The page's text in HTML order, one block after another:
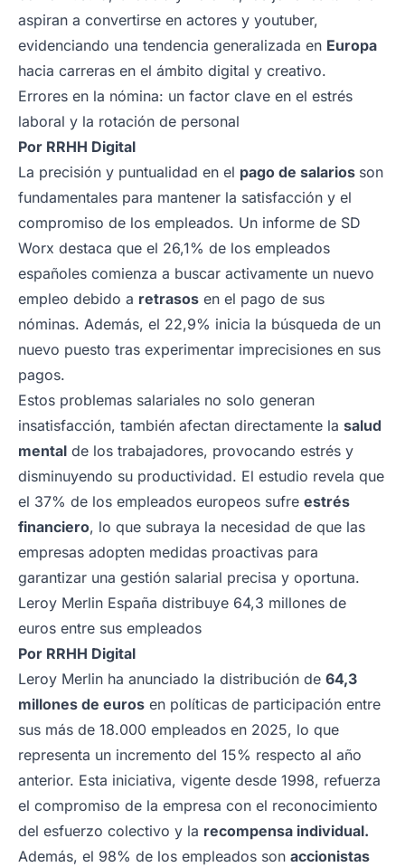
aspiran a convertirse en actores y youtuber,
evidenciando una tendencia generalizada en Europa
hacia carreras en el ámbito digital y creativo.
Errores en la nómina: un factor clave en el estrés
laboral y la rotación de personal
Por RRHH Digital
La precisión y puntualidad en el pago de salarios son
fundamentales para mantener la satisfacción y el
compromiso de los empleados. Un informe de SD
Worx destaca que el 26,1% de los empleados
españoles comienza a buscar activamente un nuevo
empleo debido a retrasos en el pago de sus
nóminas. Además, el 22,9% inicia la búsqueda de un
nuevo puesto tras experimentar imprecisiones en sus
pagos.
Estos problemas salariales no solo generan
insatisfacción, también afectan directamente la salud
mental de los trabajadores, provocando estrés y
disminuyendo su productividad. El estudio revela que
el 37% de los empleados europeos sufre estrés
financiero, lo que subraya la necesidad de que las
empresas adopten medidas proactivas para
garantizar una gestión salarial precisa y oportuna.
Leroy Merlin España distribuye 64,3 millones de
euros entre sus empleados
Por RRHH Digital
Leroy Merlin ha anunciado la distribución de 64,3
millones de euros en políticas de participación entre
sus más de 18.000 empleados en 2025, lo que
representa un incremento del 15% respecto al año
anterior. Esta iniciativa, vigente desde 1998, refuerza
el compromiso de la empresa con el reconocimiento
del esfuerzo colectivo y la recompensa individual.
Además, el 98% de los empleados son accionistas